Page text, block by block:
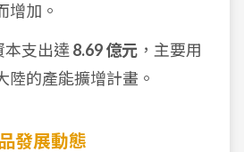
增加。
本支出達 8.69 億元 ，主要用
陸的產能擴增計畫。
發展動態